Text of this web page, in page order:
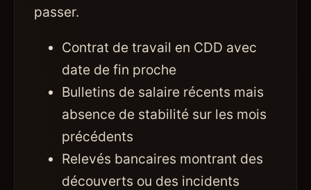
passer.
Contrat de travail en CDD avec
date de fin proche
Bulletins de salaire récents mais
absence de stabilité sur les mois
précédents
Relevés bancaires montrant des
découverts ou des incidents